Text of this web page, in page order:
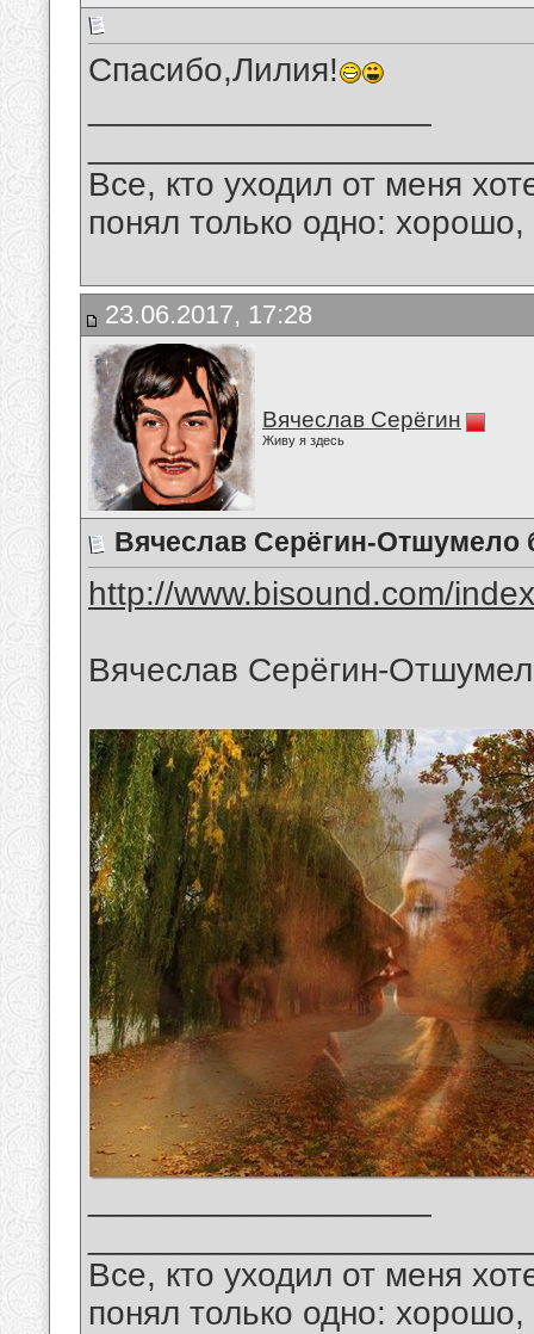
Спасибо,Лилия!
Все, кто уходил от меня
понял только одно:
23.06.2017, 17:28
Вячеслав Серёгин
Живу я здесь
Вячеслав Серёгин-Отшумело
http://www.bisound.com/
Вячеслав Серёгин-
Все, кто уходил от меня
понял только одно: